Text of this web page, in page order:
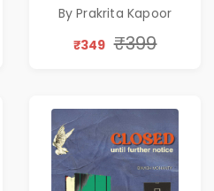
By Prakrita Kapoor
₹349 ₹399